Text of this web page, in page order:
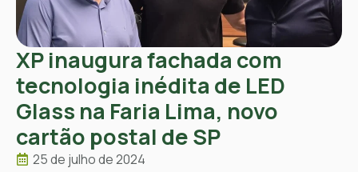
XP inaugura fachada com
tecnologia inédita de LED
Glass na Faria Lima, novo
cartão postal de SP
25 de julho de 2024